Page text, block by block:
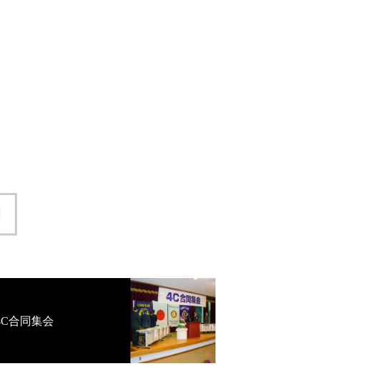
合同集会